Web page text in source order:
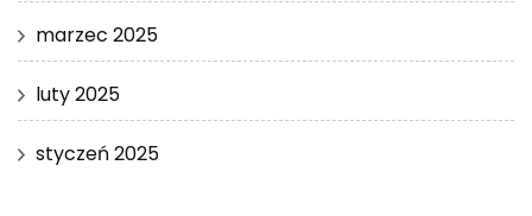
marzec 2025
luty 2025
styczeń 2025